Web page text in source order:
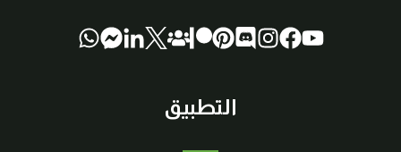
التطبيق